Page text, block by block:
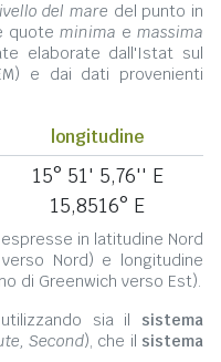
del mare del punto in
quote minima e massima
elaborate dall'Istat sul
e dai dati provenienti
longitudine
15° 51' 5,76'' E
15,8516° E
in latitudine Nord
Nord) e longitudine
di Greenwich verso Est).
sia il sistema
Second), che il sistema